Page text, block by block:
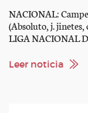
NACIONAL:
(Absoluto, j. jinetes,
LIGA NACIONAL
DOMA CLÁSICA
Leer noticia